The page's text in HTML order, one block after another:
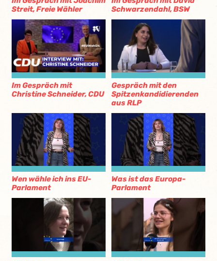
Streit, Freie Wähler
Schwarzendahl, BSW
Im Gespräch mit
Christine Schneider, CDU
Gespräch mit den
Spitzenkandidierenden
aus RLP
Wen wähle ich ins EU-
Parlament
Was ist das Europa-
Parlament